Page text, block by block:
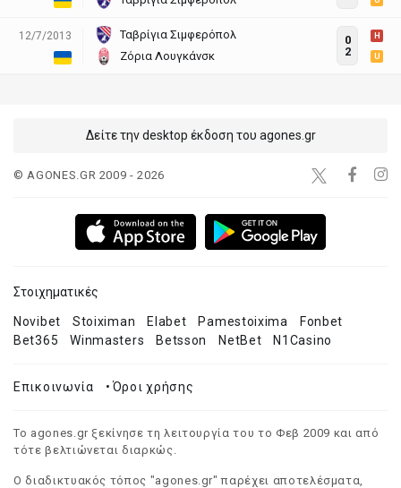
12/7/2013
Ταβρίγια Σιμφερόπολ
Ζόρια Λουγκάνσκ
0
2
H
U
Δείτε την desktop έκδοση του agones.gr
© AGONES.GR 2009 - 2026
Στοιχηματικές
Novibet Stoiximan Elabet Pamestoixima
Fonbet
Bet365
Winmasters Betsson NetBet N1Casino
Επικοινωνία •Όροι χρήσης
Το agones.gr ξεκίνησε τη λειτουργία του το Φεβ 2009 και από
τότε βελτιώνεται διαρκώς.
Ο διαδικτυακός τόπος "agones.gr" παρέχει αποτελέσματα,